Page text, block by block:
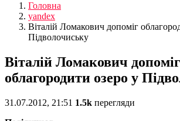
Головна
yandex
Віталій Ломакович допоміг
Підволочиську
Віталій Ломакович допоміг
облагородити озеро у
31.07.2012, 21:51 1.5k перегляди